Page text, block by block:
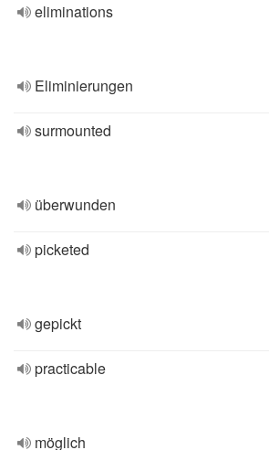
eliminations
Eliminierungen
surmounted
überwunden
picketed
gepickt
practicable
möglich